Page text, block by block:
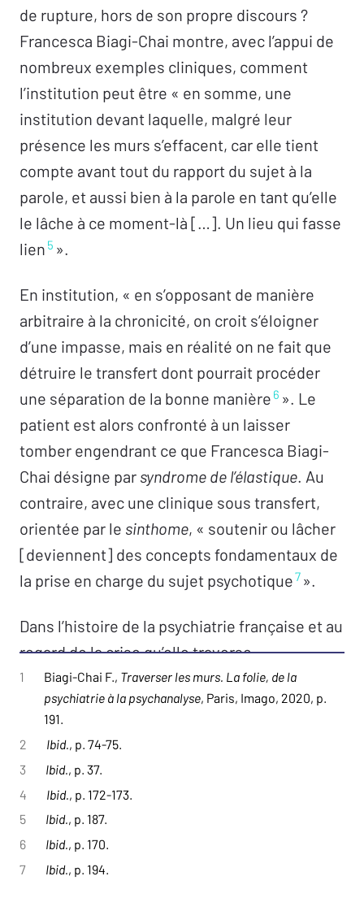
de rupture, hors de son propre discours ?
Francesca Biagi-Chai montre, avec l’appui de
nombreux exemples cliniques, comment
l’institution peut être « en somme, une
institution devant laquelle, malgré leur
présence les murs s’effacent, car elle tient
compte avant tout du rapport du sujet à la
parole, et aussi bien à la parole en tant qu’elle
le lâche à ce moment-là […]. Un lieu qui fasse
lien 5 ».
En institution, « en s’opposant de manière
arbitraire à la chronicité, on croit s’éloigner
d’une impasse, mais en réalité on ne fait que
détruire le transfert dont pourrait procéder
une séparation de la bonne manière 6 ». Le
patient est alors confronté à un laisser
tomber engendrant ce que Francesca Biagi-
Chai désigne par syndrome de l’élastique. Au
contraire, avec une clinique sous transfert,
orientée par le sinthome, « soutenir ou lâcher
[deviennent] des concepts fondamentaux de
la prise en charge du sujet psychotique7 ».
Dans l’histoire de la psychiatrie française et au
regard de la crise qu’elle traverse
actuellement, le travail de Francesca Biagi-
Chai, orienté par la psychanalyse, est un
exemple remarquable de nouvelles
perspectives où le sujet retrouve sa place au
cœur du soin.
1 Biagi-Chai F., Traverser les murs. La folie, de la
psychiatrie à la psychanalyse, Paris, Imago, 2020, p.
191.
2
Ibid., p. 74-75.
3
Ibid. , p. 37.
4
Ibid. , p. 172-173.
5
Ibid., p. 187.
6
Ibid., p. 170.
7
Ibid., p. 194.